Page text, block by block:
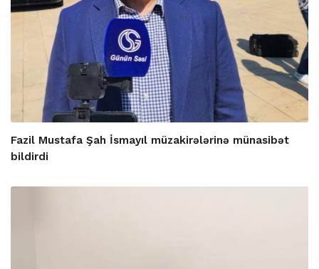
Fazil Mustafa Şah İsmayıl müzakirələrinə münasibət
bildirdi